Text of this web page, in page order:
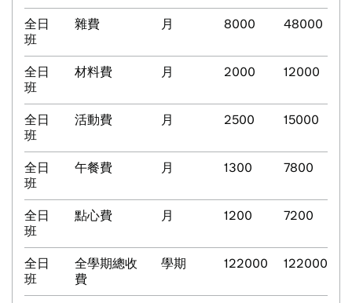
全日
班
雜費 月 8000 48000
全日
班
材料費 月 2000 12000
全日
班
活動費 月 2500 15000
全日
班
午餐費 月 1300 7800
全日
班
點心費 月 1200 7200
全日
班
全學期總收
費
學期 122000 122000